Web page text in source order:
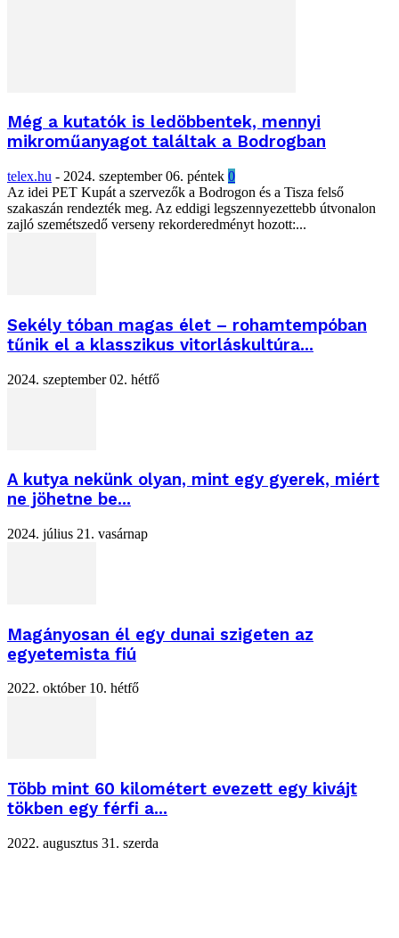
Még a kutatók is ledöbbentek, mennyi
mikroműanyagot találtak a Bodrogban
telex.hu - 2024. szeptember 06. péntek 0
Az idei PET Kupát a szervezők a Bodrogon és a Tisza felső
szakaszán rendezték meg. Az eddigi legszennyezettebb útvonalon
zajló szemétszedő verseny rekorderedményt hozott:...
Sekély tóban magas élet – rohamtempóban
tűnik el a klasszikus vitorláskultúra...
2024. szeptember 02. hétfő
A kutya nekünk olyan, mint egy gyerek, miért
ne jöhetne be...
2024. július 21. vasárnap
Magányosan él egy dunai szigeten az
egyetemista fiú
2022. október 10. hétfő
Több mint 60 kilométert evezett egy kivájt
tökben egy férfi a...
2022. augusztus 31. szerda